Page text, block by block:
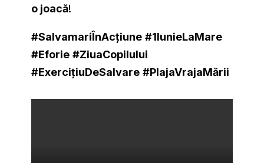
o joacă!
#SalvamariÎnAcțiune #1IunieLaMare
#Eforie #ZiuaCopilului
#ExercițiuDeSalvare #PlajaVrajaMării